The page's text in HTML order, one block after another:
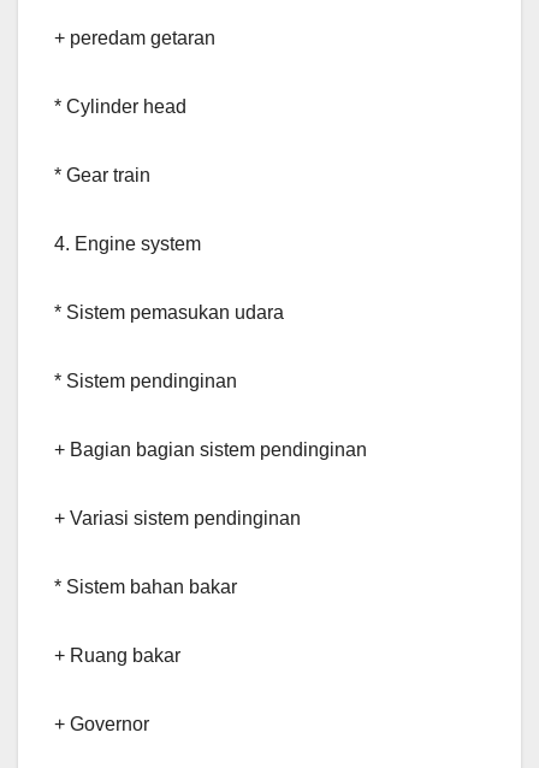
+ peredam getaran
* Cylinder head
* Gear train
4. Engine system
* Sistem pemasukan udara
* Sistem pendinginan
+ Bagian bagian sistem pendinginan
+ Variasi sistem pendinginan
* Sistem bahan bakar
+ Ruang bakar
+ Governor